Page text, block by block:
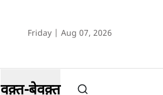
Friday | Aug 07, 2026
वक़्त-बेवक़्त